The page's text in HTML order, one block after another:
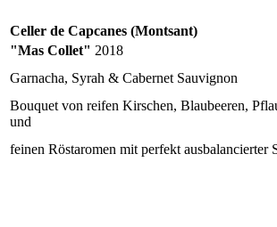
Celler de Capcanes (Montsant)
"Mas Collet" 2018
Garnacha, Syrah & Cabernet Sauvignon
Bouquet von reifen Kirschen, Blaubeeren,
und
feinen Röstaromen mit perfekt ausbalancierter